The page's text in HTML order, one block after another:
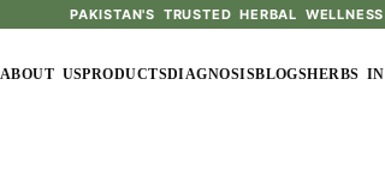
PAKISTAN'S TRUSTED HERBAL
ABOUT USPRODUCTSDIAGNOSISBLOGSHERBS